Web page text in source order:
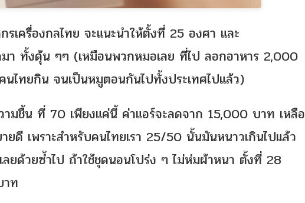
เครื่องกลไทย จะแนะนำให้ตั้งที่ 25 องศา และ
ทั้งดุ้น ๆๆ (เหมือนพวกหมอเลย ที่ไป ลอกอาหาร 2,000
ไทยกิน จนเป็นหมูตอนกันไปทั้งประเทศไปแล้ว)
ามชื้น ที่ 70 เพียงแค่นี้ ค่าแอร์จะลดจาก 15,000 บาท เหลือ
เพราะสำหรับคนไทยเรา 25/50 นั้นมันหนาวเกินไปแล้ว
ยด้วยซ้ำไป ถ้าใช้ชุดนอนโปร่ง ๆ ไม่ห่มผ้าหนา ตั้งที่ 28
ท